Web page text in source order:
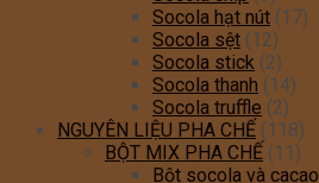
Socola hạt nút (17)
Socola sệt (12)
Socola stick (2)
Socola thanh (14)
Socola truffle (2)
NGUYÊN LIỆU PHA CHẾ (118)
BỘT MIX PHA CHẾ (11)
Bột socola và cacao